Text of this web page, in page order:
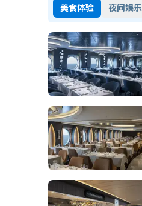
美食体验 夜间娱乐